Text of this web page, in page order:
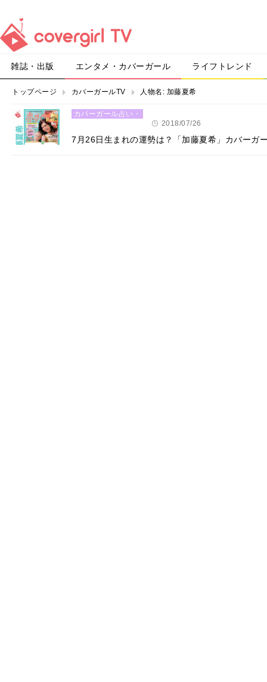
雑誌・出版 エンタメ・カバーガール ライフトレンド
トップページ カバーガールTV 人物名: 加藤夏希
カバーガール占い・
2018/07/26
7月26日生まれの運勢は？「加藤夏希」カバーガ